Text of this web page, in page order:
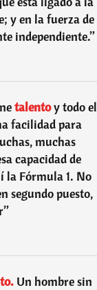
y en la fuerza de
independiente.”
talentoy todo el
facilidad para
muchas
capacidad de
la Fórmula 1. No
segundo puesto,
”
Un hombre sin